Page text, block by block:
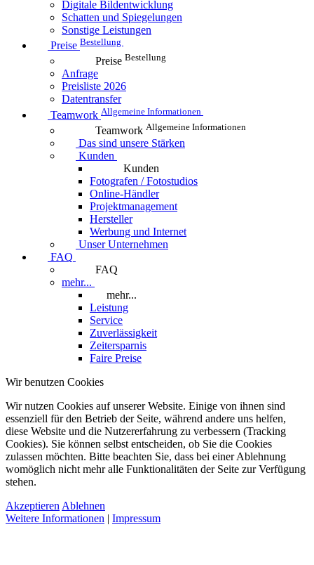
Digitale Bildentwicklung
Schatten und Spiegelungen
Sonstige Leistungen
Preise Bestellung
Preise Bestellung
Anfrage
Preisliste 2026
Datentransfer
Teamwork Allgemeine Informationen
Teamwork Allgemeine Informationen
Das sind unsere Stärken
Kunden
Kunden
Fotografen / Fotostudios
Online-Händler
Projektmanagement
Hersteller
Werbung und Internet
Unser Unternehmen
FAQ
FAQ
mehr...
mehr...
Leistung
Service
Zuverlässigkeit
Zeitersparnis
Faire Preise
Wir benutzen Cookies
Wir nutzen Cookies auf unserer Website. Einige von ihnen sind
essenziell für den Betrieb der Seite, während andere uns helfen,
diese Website und die Nutzererfahrung zu verbessern (Tracking
Cookies). Sie können selbst entscheiden, ob Sie die Cookies
zulassen möchten. Bitte beachten Sie, dass bei einer Ablehnung
womöglich nicht mehr alle Funktionalitäten der Seite zur Verfügung
stehen.
Akzeptieren Ablehnen
Weitere Informationen | Impressum